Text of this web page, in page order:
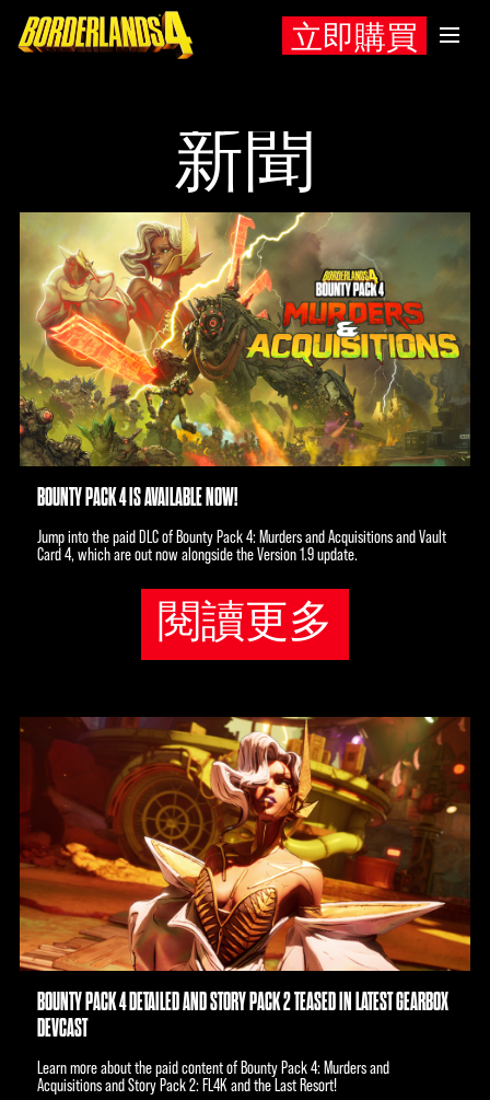
立即購買
新聞
BOUNTY PACK 4 IS AVAILABLE NOW!
Jump into the paid DLC of Bounty Pack 4: Murders and Acquisitions and Vault
Card 4, which are out now alongside the Version 1.9 update.
閱讀更多
BOUNTY PACK 4 DETAILED AND STORY PACK 2 TEASED IN LATEST GEARBOX
DEVCAST
Learn more about the paid content of Bounty Pack 4: Murders and
Acquisitions and Story Pack 2: FL4K and the Last Resort!